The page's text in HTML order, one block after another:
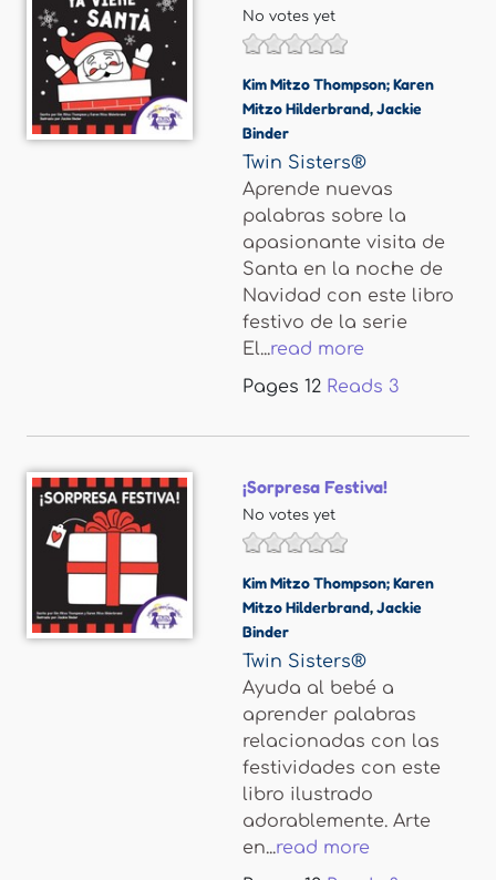
No votes yet
Kim Mitzo Thompson; Karen
Mitzo Hilderbrand,Jackie
Binder
Twin Sisters®
Aprende nuevas
palabras sobre la
apasionante visita de
Santa en la noche de
Navidad con este libro
festivo de la serie
El...read more
Pages 12 Reads 3
¡Sorpresa Festiva!
No votes yet
Kim Mitzo Thompson; Karen
Mitzo Hilderbrand,Jackie
Binder
Twin Sisters®
Ayuda al bebé a
aprender palabras
relacionadas con las
festividades con este
libro ilustrado
adorablemente. Arte
en...read more